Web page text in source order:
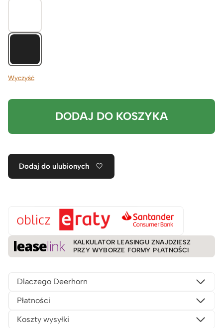
Wyczyść
DODAJ DO KOSZYKA
Dodaj do ulubionych
KALKULATOR LEASINGU ZNAJDZIESZ
PRZY WYBORZE FORMY PŁATNOŚCI
Dlaczego Deerhorn
Płatności
Koszty wysyłki